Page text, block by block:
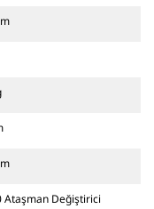
Ataşman Değiştirici